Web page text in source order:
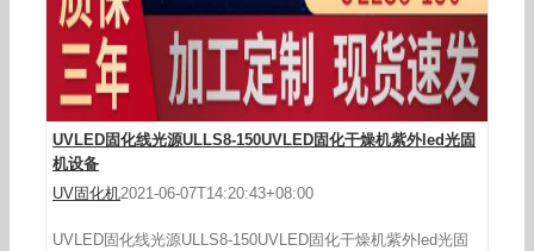
UVLED固化线光源ULLS8-150UVLED固化干燥机紫外led光固
机设备
UV固化机2021-06-07T14:20:43+08:00
UVLED固化线光源ULLS8-150UVLED固化干燥机紫外led光固